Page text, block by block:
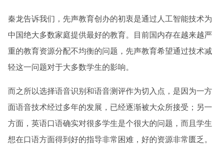
秦龙告诉我们，先声教育创办的初衷是通过人工智能技术为
中国绝大多数家庭提供最好的教育。目前国内存在越来越严
重的教育资源分配不均衡的问题，先声教育希望通过技术减
轻这一问题对于大多数学生的影响。
而之所以选择语音识别和语音测评作为切入点，是因为一方
面语音技术经过多年的发展，已经逐渐被大众所接受；另一
方面，英语口语确实对很多学生是个很大的问题，而且学生
想在口语方面得到好的指导非常困难，好的资源非常匮乏。